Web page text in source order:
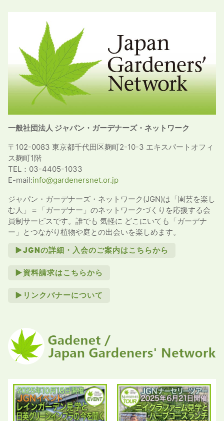
一般社団法人 ジャパン・ガーデナーズ・ネットワーク
〒102-0083 東京都千代田区麹町2-10-3 エキスパートオフィ
ス麹町1階
TEL：03-4405-1033
E-mail:info@gardenersnet.or.jp
ジャパン・ガーデナーズ・ネットワーク(JGN)は「園芸を楽し
む人」＝「ガーデナー」のネットワークづくりを応援する会
員制サービスです。誰でも 気軽に どこにいても「ガーデナ
ー」とつながり植物や庭との出会いを楽しめます。
►JGNの詳細・入会のご案内はこちらから
►資料請求はこちらから
►リンクバナーについて